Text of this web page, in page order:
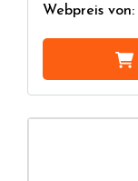
Webpreis von: